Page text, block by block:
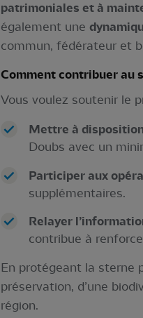
patrimoniales et à
également une
commun, fédérateur et
Comment contribuer au
Vous voulez soutenir le
Mettre à
Doubs avec un
Participer aux
supplémentaires.
Relayer
contribue à
En protégeant la sterne
préservation, d’une
région.